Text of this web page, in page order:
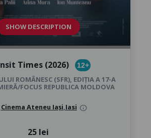
SHOW DESCRIPTION
Times (2026) 12+
ROMÂNESC (SFR), EDIȚIA A 17-A
FOCUS REPUBLICA MOLDOVA
Cinema Ateneu Iași,Iasi info
25 lei